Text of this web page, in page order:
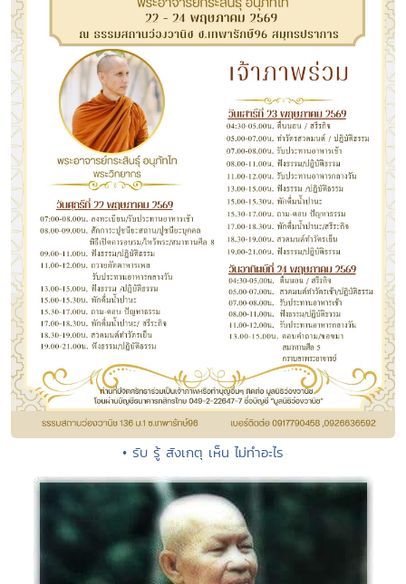
• รับ รู้ สังเกตุ เห็น ไม่ทำอะไร